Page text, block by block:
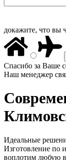
докажите, что вы
Спасибо за Ваше
Наш менеджер
Идеальные
Изготовление по
воплотим любую